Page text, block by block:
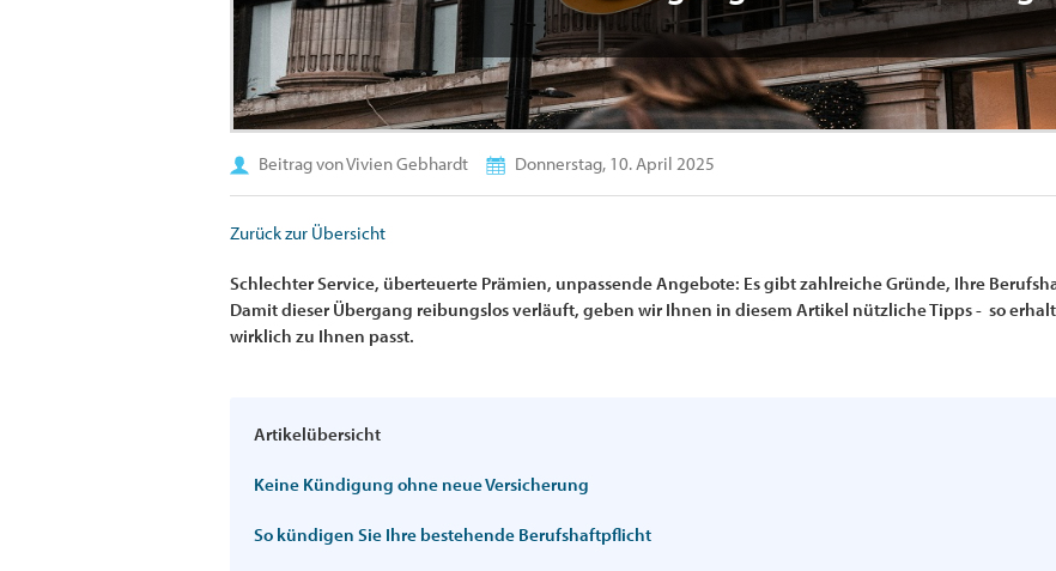
Beitrag von Vivien Gebhardt Donnerstag, 10. April 2025
Zurück zur Übersicht
Schlechter Service, überteuerte Prämien, unpassende Angebote: Es gibt zahlreiche Gründe, Ihre
Damit dieser Übergang reibungslos verläuft, geben wir Ihnen in diesem Artikel nützliche Tipps - so
wirklich zu Ihnen passt.
Artikelübersicht
Keine Kündigung ohne neue Versicherung
So kündigen Sie Ihre bestehende Berufshaftpflicht